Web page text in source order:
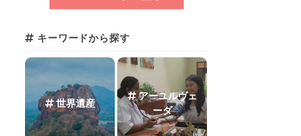
キーワードから探す
世界遺産
アーユルヴェ
ーダ